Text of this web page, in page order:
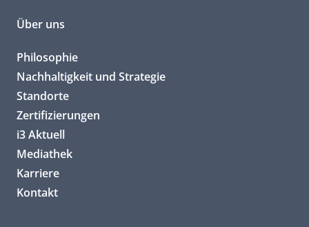
Über uns
Philosophie
Nachhaltigkeit und Strategie
Standorte
Zertifizierungen
i3 Aktuell
Mediathek
Karriere
Kontakt